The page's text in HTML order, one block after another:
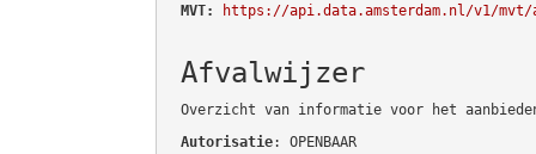
MVT:
https://api.data.amsterdam.nl/v1/mvt/
Afvalwijzer
Overzicht van informatie voor het
Autorisatie: OPENBAAR